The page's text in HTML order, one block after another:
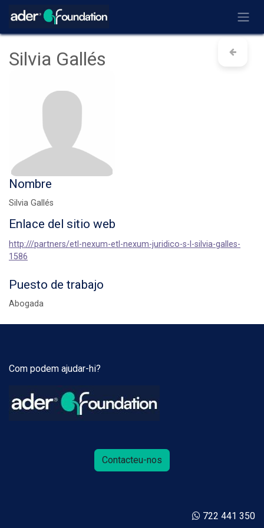
Ir al contenido
Silvia Gallés
Nombre
Silvia Gallés
Enlace del sitio web
http:///partners/etl-nexum-etl-nexum-juridico-s-l-silvia-galles-
1586
Puesto de trabajo
Abogada
Com podem ajudar-hi?
Contacteu-nos
722 441 350